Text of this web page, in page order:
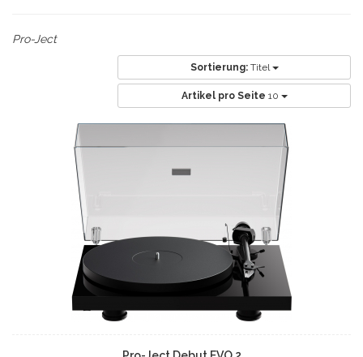
Pro-Ject
Sortierung: Titel
Artikel pro Seite 10